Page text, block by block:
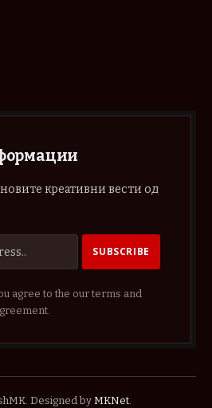
креативни вести од
agree to the our terms and
Designed by MKNet.